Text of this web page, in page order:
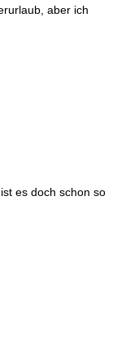
aber ich
es doch schon so